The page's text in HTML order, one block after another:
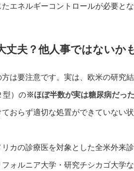
エネルギーコントロールが必要とな
丈夫？他人事ではないか
は要注意です。実は、欧米の研究
型）の※ほぼ半数が実は糖尿病だった
おらず適切な処置ができていない状
カの診療医を対象とした全米外来
ォルニア大学・研究チシカゴ大学